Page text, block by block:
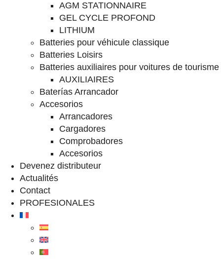
AGM STATIONNAIRE
GEL CYCLE PROFOND
LITHIUM
Batteries pour véhicule classique
Batteries Loisirs
Batteries auxiliaires pour voitures de tourisme
AUXILIAIRES
Baterías Arrancador
Accesorios
Arrancadores
Cargadores
Comprobadores
Accesorios
Devenez distributeur
Actualités
Contact
PROFESIONALES